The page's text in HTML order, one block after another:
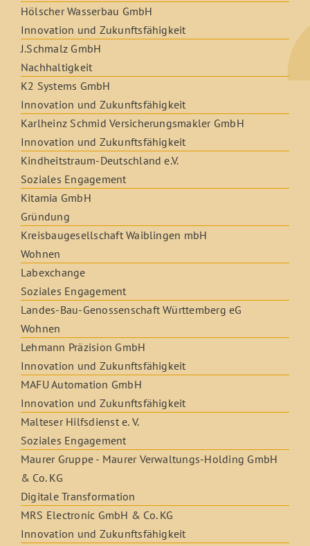
Hölscher Wasserbau GmbH
Innovation und Zukunftsfähigkeit
J.Schmalz GmbH
Nachhaltigkeit
K2 Systems GmbH
Innovation und Zukunftsfähigkeit
Karlheinz Schmid Versicherungsmakler GmbH
Innovation und Zukunftsfähigkeit
Kindheitstraum-Deutschland e.V.
Soziales Engagement
Kitamia GmbH
Gründung
Kreisbaugesellschaft Waiblingen mbH
Wohnen
Labexchange
Soziales Engagement
Landes-Bau-Genossenschaft Württemberg eG
Wohnen
Lehmann Präzision GmbH
Innovation und Zukunftsfähigkeit
MAFU Automation GmbH
Innovation und Zukunftsfähigkeit
Malteser Hilfsdienst e. V.
Soziales Engagement
Maurer Gruppe - Maurer Verwaltungs-Holding GmbH
& Co. KG
Digitale Transformation
MRS Electronic GmbH & Co. KG
Innovation und Zukunftsfähigkeit